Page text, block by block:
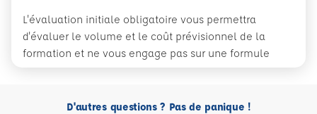
L'évaluation initiale obligatoire vous permettra
d'évaluer le volume et le coût prévisionnel de la
formation et ne vous engage pas sur une formule
D'autres questions ? Pas de panique !